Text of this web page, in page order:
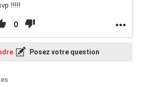
!!!!!
0
Posez votre question